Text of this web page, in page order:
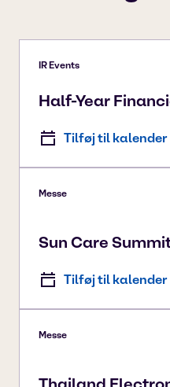
IR Events
Half-Year
Tilføj til kalender
Messe
Sun Care
Tilføj til kalender
Messe